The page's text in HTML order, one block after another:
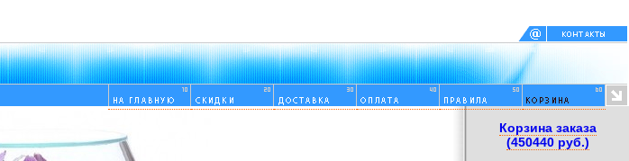
Корзина заказа
(450440 руб.)